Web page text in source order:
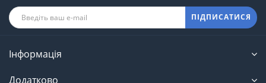
ПІДПИСАТИСЯ
Інформація
Додатково